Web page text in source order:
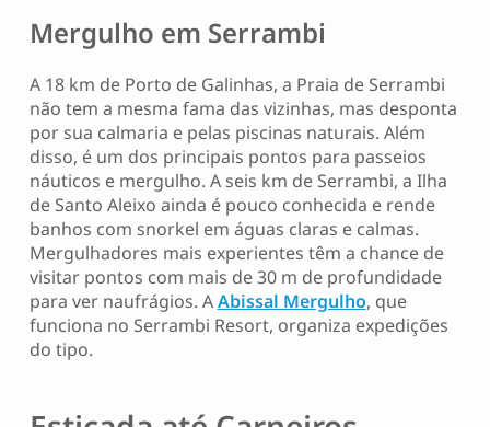
Mergulho em Serrambi
A 18 km de Porto de Galinhas, a Praia de Serrambi
não tem a mesma fama das vizinhas, mas desponta
por sua calmaria e pelas piscinas naturais. Além
disso, é um dos principais pontos para passeios
náuticos e mergulho. A seis km de Serrambi, a Ilha
de Santo Aleixo ainda é pouco conhecida e rende
banhos com snorkel em águas claras e calmas.
Mergulhadores mais experientes têm a chance de
visitar pontos com mais de 30 m de profundidade
para ver naufrágios. AAbissal Mergulho, que
funciona no Serrambi Resort, organiza expedições
do tipo.